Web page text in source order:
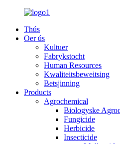
Thús
Oer ús
Kultuer
Fabrykstocht
Human Resources
Kwaliteitsbeweitsing
Betsjinning
Products
Agrochemical
Biologyske
Fungicide
Herbicide
Insecticide